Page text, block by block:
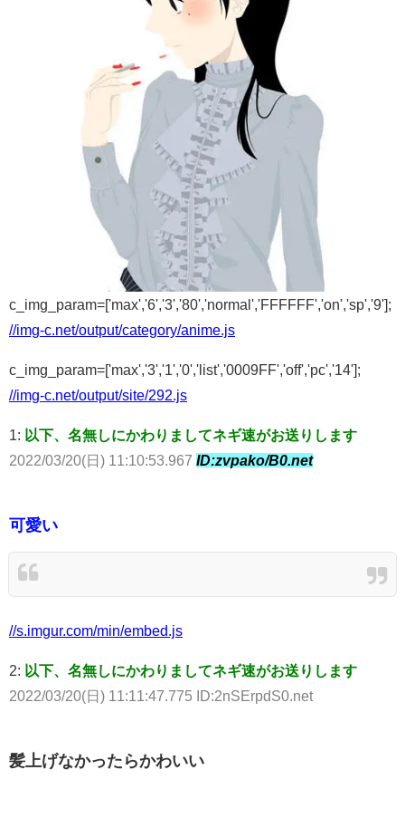
c_img_param=['max','6','3','80','normal','FFFFFF','on','sp','9'];
//img-c.net/output/category/anime.js
c_img_param=['max','3','1','0','list','0009FF','off','pc','14'];
//img-c.net/output/site/292.js
1: 以下、名無しにかわりましてネギ速がお送りします
2022/03/20(日) 11:10:53.967 ID:zvpako/B0.net
可愛い
//s.imgur.com/min/embed.js
2: 以下、名無しにかわりましてネギ速がお送りします
2022/03/20(日) 11:11:47.775 ID:2nSErpdS0.net
髪上げなかったらかわいい